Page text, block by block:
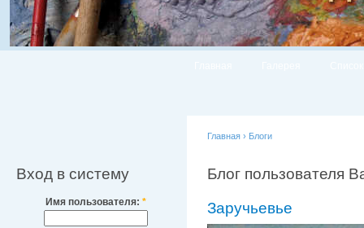
Вход в систему
Имя пользователя: *
Главная › Блоги
Блог пользователя
Заручьевье